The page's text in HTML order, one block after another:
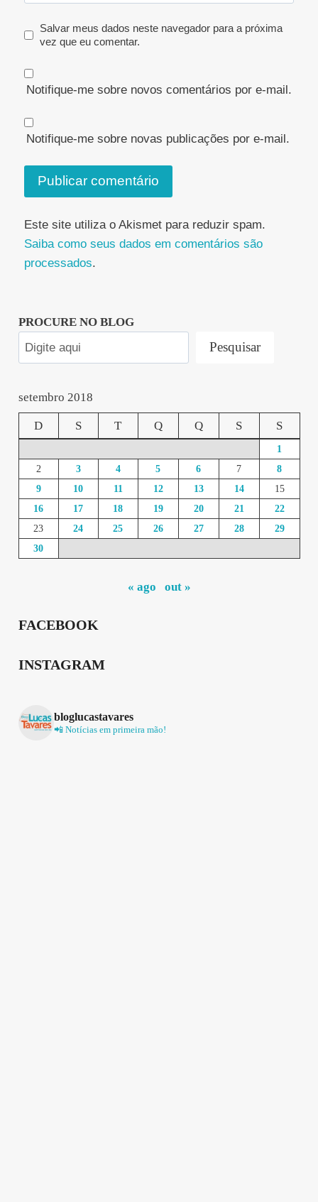
Salvar meus dados neste navegador para a próxima
vez que eu comentar.
Notifique-me sobre novos comentários por e-mail.
Notifique-me sobre novas publicações por e-mail.
Este site utiliza o Akismet para reduzir spam.
Saiba como seus dados em comentários são
processados.
PROCURE NO BLOG
Pesquisar
setembro 2018
D S T Q Q S S
1
2
3 4 5 6 7
8
9
10 11 12 13 14
15
16
17 18 19 20 21
22
23
24 25 26 27 28
29
30
« ago out »
FACEBOOK
INSTAGRAM
bloglucastavares
📲 Notícias em primeira mão!